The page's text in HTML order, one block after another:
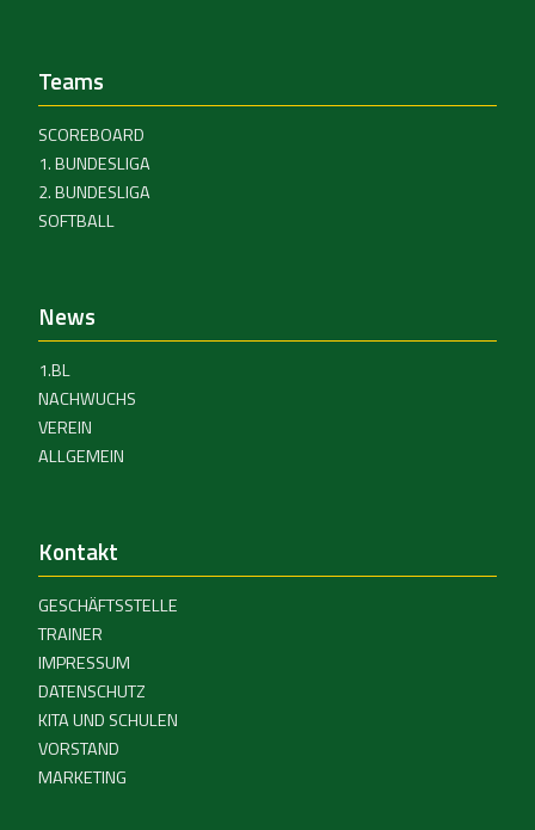
Teams
SCOREBOARD
1. BUNDESLIGA
2. BUNDESLIGA
SOFTBALL
News
1.BL
NACHWUCHS
VEREIN
ALLGEMEIN
Kontakt
GESCHÄFTSSTELLE
TRAINER
IMPRESSUM
DATENSCHUTZ
KITA UND SCHULEN
VORSTAND
MARKETING